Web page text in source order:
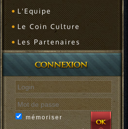
L'Equipe
Le Coin Culture
Les Partenaires
mémoriser